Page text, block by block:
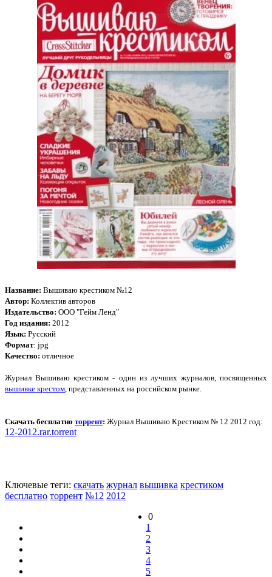
Название: Вышиваю крестиком №12
Автор: Коллектив авторов
Издательство: ООО "Гейм Ленд"
Год издания: 2012
Язык: Русский
Формат: jpg
Качество: отличное
Журнал Вышиваю крестиком - один из лучших журналов, посвященных
вышивке крестом , представленных на российском рынке.
Скачать бесплатно торрент: Журнал Вышиваю Крестиком № 12 2012 год:
12-2012.rar.torrent
Ключевые теги: скачать журнал вышивка крестиком
бесплатно торрент №12 2012
0
1
2
3
4
5